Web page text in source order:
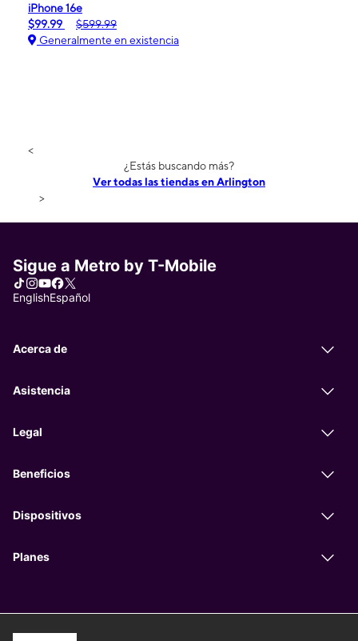
iPhone 16e
$99.99
$599.99
Generalmente en existencia
<
¿Estás buscando más?
Ver todas las tiendas en Arlington
>